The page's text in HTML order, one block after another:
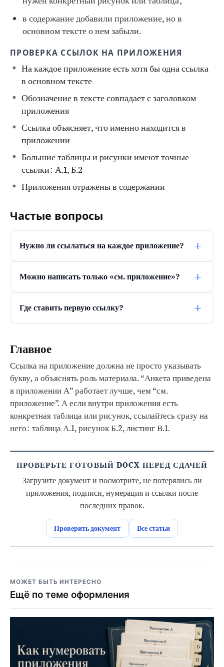
в содержание добавили приложение, но в
основном тексте о нем забыли.
ПРОВЕРКА ССЫЛОК НА ПРИЛОЖЕНИЯ
На каждое приложение есть хотя бы одна ссылка
в основном тексте
Обозначение в тексте совпадает с заголовком
приложения
Ссылка объясняет, что именно находится в
приложении
Большие таблицы и рисунки имеют точные
ссылки: А.1, Б.2
Приложения отражены в содержании
Частые вопросы
Нужно ли ссылаться на каждое приложение? +
Можно написать только «см. приложение»? +
Где ставить первую ссылку? +
Главное
Ссылка на приложение должна не просто указывать
букву, а объяснять роль материала. “Анкета приведена
в приложении А” работает лучше, чем “см.
приложение”. А если внутри приложения есть
конкретная таблица или рисунок, ссылайтесь сразу на
него: таблица А.1, рисунок Б.2, листинг В.1.
ПРОВЕРЬТЕ ГОТОВЫЙ DOCX ПЕРЕД СДАЧЕЙ
Загрузите документ и посмотрите, не потерялись ли
приложения, подписи, нумерация и ссылки после
последних правок.
Проверить документ Все статьи
МОЖЕТ БЫТЬ ИНТЕРЕСНО
Ещё по теме оформления